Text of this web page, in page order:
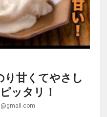
り甘くてやさし
ッタリ！